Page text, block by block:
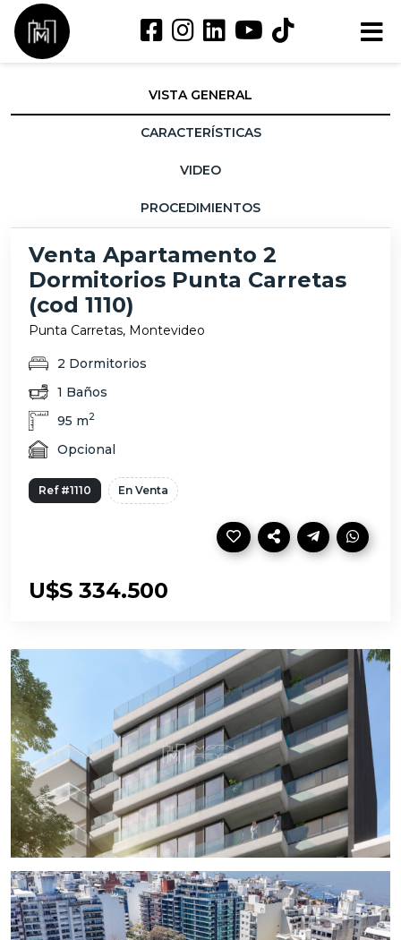
VISTA GENERAL
CARACTERÍSTICAS
VIDEO
PROCEDIMIENTOS
Venta Apartamento 2
Dormitorios Punta Carretas
(cod 1110)
Punta Carretas, Montevideo
2 Dormitorios
1 Baños
95 m2
Opcional
Ref #1110 En Venta
U$S 334.500